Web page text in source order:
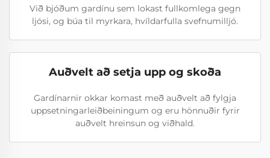
Við bjóðum gardínu sem lokast fullkomlega gegn
ljósi, og búa til myrkara, hvíldarfulla svefnumilljó.
Auðvelt að setja upp og skoða
Gardínarnir okkar komast með auðvelt að fylgja
uppsetningarleiðbeiningum og eru hönnuðir fyrir
auðvelt hreinsun og viðhald.